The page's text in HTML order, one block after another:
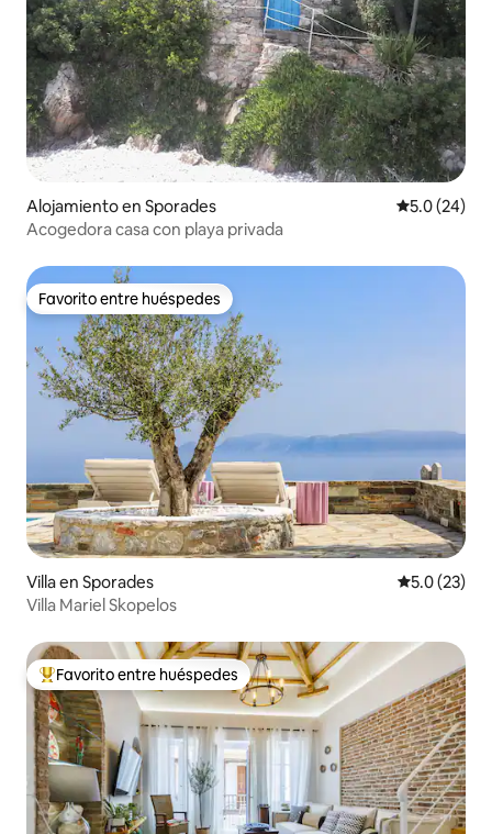
Alojamiento en Sporades Calificación
5.0 (24)
Acogedora casa con playa privada
Favorito entre huéspedes
Favorito entre huéspedes
Villa en Sporades Calificación
5.0 (23)
Villa Mariel Skopelos
Favorito entre huéspedes preferido
Favorito entre huéspedes